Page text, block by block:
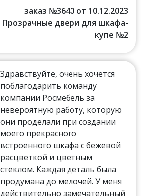
заказ №3640 от 10.12.2023
Прозрачные двери для шкафа-
купе №2
Здравствуйте, очень хочется
поблагодарить команду
компании Росмебель за
невероятную работу, которую
они проделали при создании
моего прекрасного
встроенного шкафа с бежевой
расцветкой и цветным
стеклом. Каждая деталь была
продумана до мелочей. У меня
действительно замечательный